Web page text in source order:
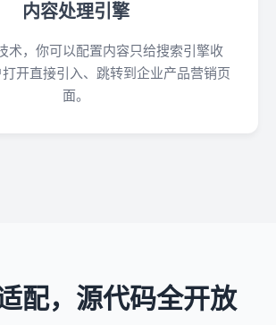
内容处理引擎
术，你可以配置内容只给搜索引擎收
开直接引入、跳转到企业产品营销页
面。
配，源代码全开放